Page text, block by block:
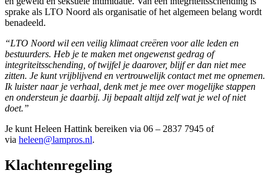
sprake als LTO Noord als organisatie of het algemeen belang wordt
benadeeld.
“LTO Noord wil een veilig klimaat creëren voor alle leden en
bestuurders. Heb je te maken met ongewenst gedrag of
integriteitsschending, of twijfel je daarover, blijf er dan niet mee
zitten. Je kunt vrijblijvend en vertrouwelijk contact met me opnemen.
Ik luister naar je verhaal, denk met je mee over mogelijke stappen
en ondersteun je daarbij. Jij bepaalt altijd zelf wat je wel of niet
doet.”
Je kunt Heleen Hattink bereiken via 06 – 2837 7945 of
via heleen@lampros.nl.
Klachtenregeling